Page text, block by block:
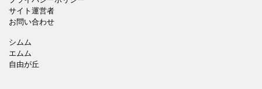
サイト運営者
お問い合わせ
シムム
エムム
自由が丘